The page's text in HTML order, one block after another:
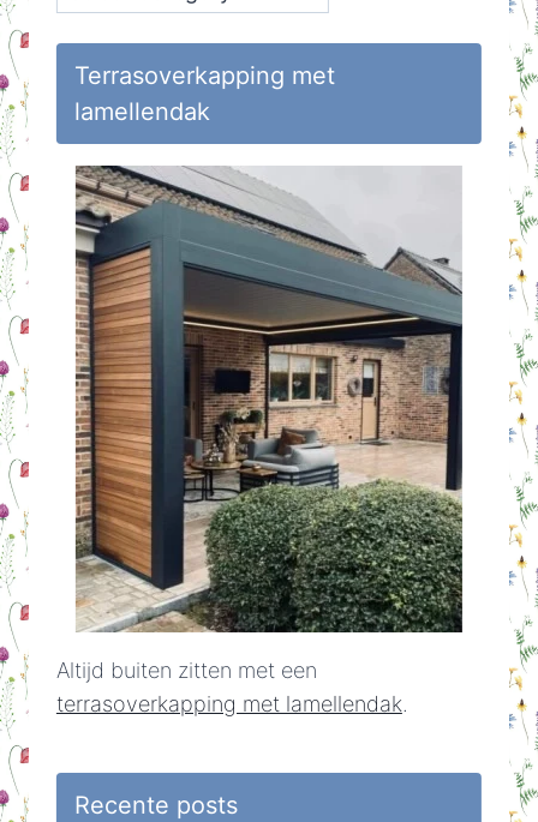
op
Huisvlijt
Terrasoverkapping met
lamellendak
Altijd buiten zitten met een
terrasoverkapping met lamellendak.
Recente posts